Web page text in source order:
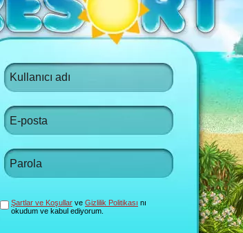
Şartlar ve Koşullar ve Gizlilik Politikası nı
okudum ve kabul ediyorum.